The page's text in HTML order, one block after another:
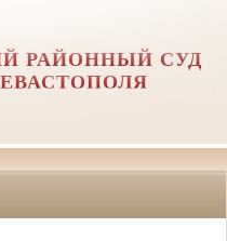
РАЙОННЫЙ СУД